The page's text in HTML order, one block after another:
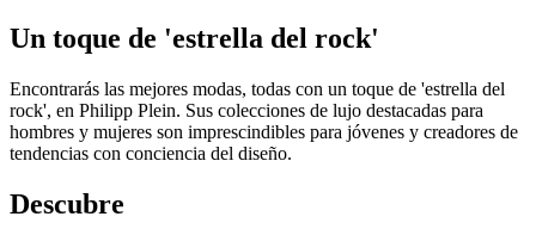
Un toque de 'estrella del rock'
Encontrarás las mejores modas, todas con un toque de 'estrella del
rock', en Philipp Plein. Sus colecciones de lujo destacadas para
hombres y mujeres son imprescindibles para jóvenes y creadores de
tendencias con conciencia del diseño.
Descubre